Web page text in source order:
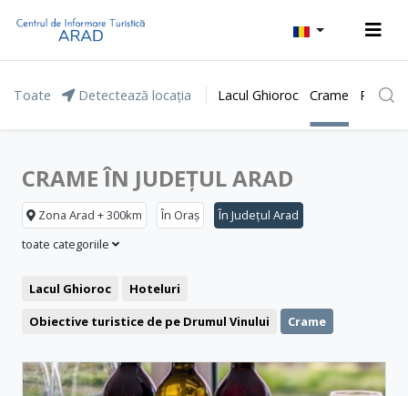
Toate Detectează locația Lacul Ghioroc Crame Parcul
CRAME ÎN JUDEȚUL ARAD
Zona Arad + 300km În Oraș
În Județul Arad
toate categoriile
Lacul Ghioroc
Hoteluri
Obiective turistice de pe Drumul Vinului
Crame
Motel
Băile Lipova Restaurant
Săgeata Verde